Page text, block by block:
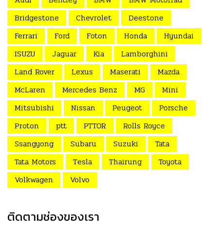
Bridgestone
Chevrolet
Deestone
Ferrari
Ford Foton Honda
Hyundai
ISUZU
Jaguar Kia
Lamborghini
Land Rover
Lexus Maserati
Mazda
McLaren
Mercedes Benz MG
Mini
Mitsubishi
Nissan Peugeot
Porsche
Proton
ptt PTTOR
Rolls Royce
Ssangyong
Subaru Suzuki
Tata
Tata Motors
Tesla Thairung
Toyota
Volkwagen
Volvo
ติดตามช่องของเรา